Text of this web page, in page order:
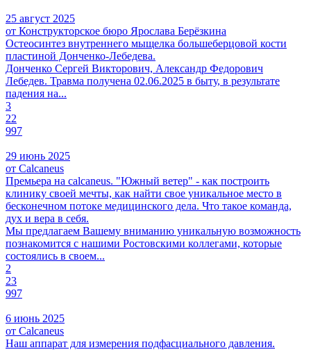
25 август 2025
от Конструкторское бюро Ярослава Берёзкина
Остеосинтез внутреннего мыщелка большеберцовой кости
пластиной Донченко-Лебедева.
Донченко Сергей Викторович, Александр Федорович
Лебедев. Травма получена 02.06.2025 в быту, в результате
падения на...
3
22
997
29 июнь 2025
от Calcaneus
Премьера на calcaneus. "Южный ветер" - как построить
клинику своей мечты, как найти свое уникальное место в
бесконечном потоке медицинского дела. Что такое команда,
дух и вера в себя.
Мы предлагаем Вашему вниманию уникальную возможность
познакомится с нашими Ростовскими коллегами, которые
состоялись в своем...
2
23
997
6 июнь 2025
от Calcaneus
Наш аппарат для измерения подфасциального давления.